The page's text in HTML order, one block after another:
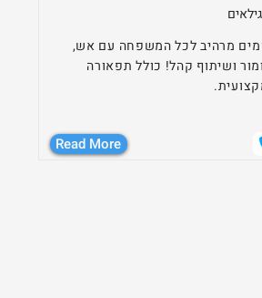
מרהיב לכל המשפחה עם אש,
ושיתוף קהל! כולל תפאורה
Read More